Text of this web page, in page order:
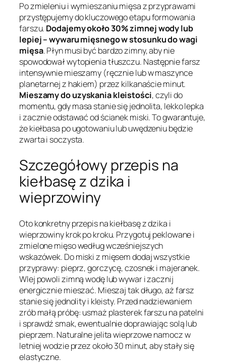
Po zmieleniu i wymieszaniu mięsa z przyprawami
przystępujemy do kluczowego etapu formowania
farszu. Dodajemy około 30% zimnej wody lub
lepiej – wywaru mięsnego w stosunku do wagi
mięsa. Płyn musi być bardzo zimny, aby nie
spowodował wytopienia tłuszczu. Następnie farsz
intensywnie mieszamy (ręcznie lub w maszynce
planetarnej z hakiem) przez kilkanaście minut.
Mieszamy do uzyskania kleistości, czyli do
momentu, gdy masa stanie się jednolita, lekko lepka
i zacznie odstawać od ścianek miski. To gwarantuje,
że kiełbasa po ugotowaniu lub uwędzeniu będzie
zwarta i soczysta.
Szczegółowy przepis na
kiełbasę z dzika i
wieprzowiny
Oto konkretny przepis na kiełbasę z dzika i
wieprzowiny krok po kroku. Przygotuj peklowane i
zmielone mięso według wcześniejszych
wskazówek. Do miski z mięsem dodaj wszystkie
przyprawy: pieprz, gorczycę, czosnek i majeranek.
Wlej powoli zimną wodę lub wywar i zacznij
energicznie mieszać. Mieszaj tak długo, aż farsz
stanie się jednolity i kleisty. Przed nadziewaniem
zrób małą próbę: usmaż plasterek farszu na patelni
i sprawdź smak, ewentualnie doprawiając solą lub
pieprzem. Naturalne jelita wieprzowe namocz w
letniej wodzie przez około 30 minut, aby stały się
elastyczne.